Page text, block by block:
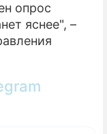
опрос
яснее", –